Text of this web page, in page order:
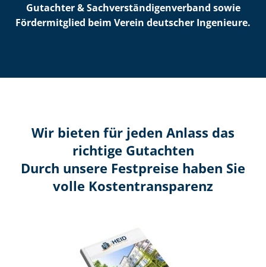
Gutachter & Sach­ver­stän­di­gen­ver­band sowie
Fördermitglied beim Verein deutscher Ingenieure.
Wir bieten für jeden Anlass das
richtige Gutachten
Durch unsere Festpreise haben Sie
volle Kosten­transparenz